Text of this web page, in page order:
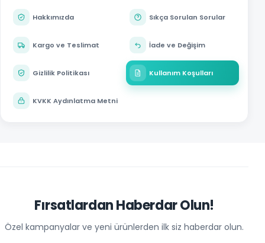
Hakkımızda Sıkça Sorulan Sorular
Kargo ve Teslimat İade ve Değişim
Gizlilik Politikası Kullanım Koşulları
KVKK Aydınlatma Metni
Fırsatlardan Haberdar Olun!
Özel kampanyalar ve yeni ürünlerden ilk siz haberdar olun.